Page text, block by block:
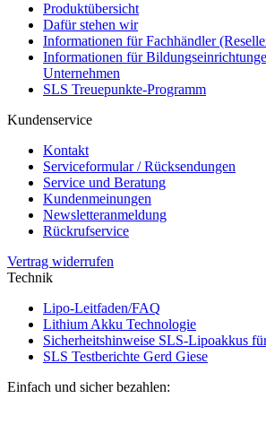
Produktübersicht
Dafür stehen wir
Informationen für Fachhändler
Informationen für
Unternehmen
SLS Treuepunkte-Programm
Kundenservice
Kontakt
Serviceformular / Rücksendungen
Service und Beratung
Kundenmeinungen
Newsletteranmeldung
Rückrufservice
Vertrag widerrufen
Technik
Lipo-Leitfaden/FAQ
Lithium Akku Technologie
Sicherheitshinweise SLS-Lipoakkus
SLS Testberichte Gerd Giese
Einfach und sicher bezahlen: